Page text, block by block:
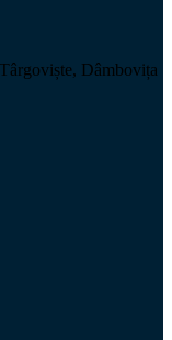
Dâmbovița